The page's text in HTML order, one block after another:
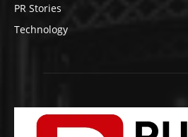
PR Stories
Technology